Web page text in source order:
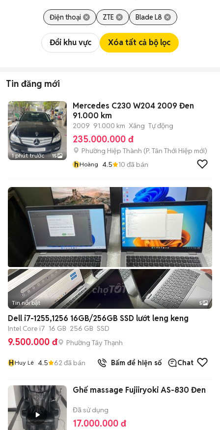
Điện thoại ZTE Blade L8
Đổi khu vực Xóa tất cả bộ lọc
Tin đăng mới
1 phút trước 15
Mercedes C230 W204 2009 Đen
91.000 km
2009 91.000 km Xăng Tự động
235.000.000 đ
Phường Hiệp Thành (P. Tân Thới Hiệp mới)
hHoàng 4.5 10 đã bán
Tin nổi bật 5
Dell i7-1255,1256 16GB/256GB SSD lướt leng keng
Intel Core i7 16 GB 256 GB SSD
9.500.000 đ Phường Tây Thạnh
HHuy Lê 4.5 62 đã bán Bấm để hiện số Chat
Ghế massage Fujiiryoki AS-830 Đen
Đã sử dụng
17.000.000 đ